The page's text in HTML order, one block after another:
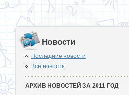
Новости
Последние новости
Все новости
АРХИВ НОВОСТЕЙ ЗА 2011 ГОД